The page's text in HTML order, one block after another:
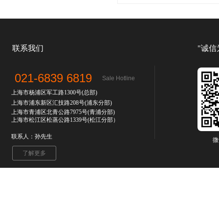
021-6839 6819
上海市杨浦区军工路1300号(总部)
上海市浦东新区汇技路208号(浦东分部)
上海市青浦区北青公路7975号(青浦分部)
上海市松江区松蒸公路1339号(松江分部）
联系人：孙先生
联系我们
Sale Hotline
了解更多
"诚信